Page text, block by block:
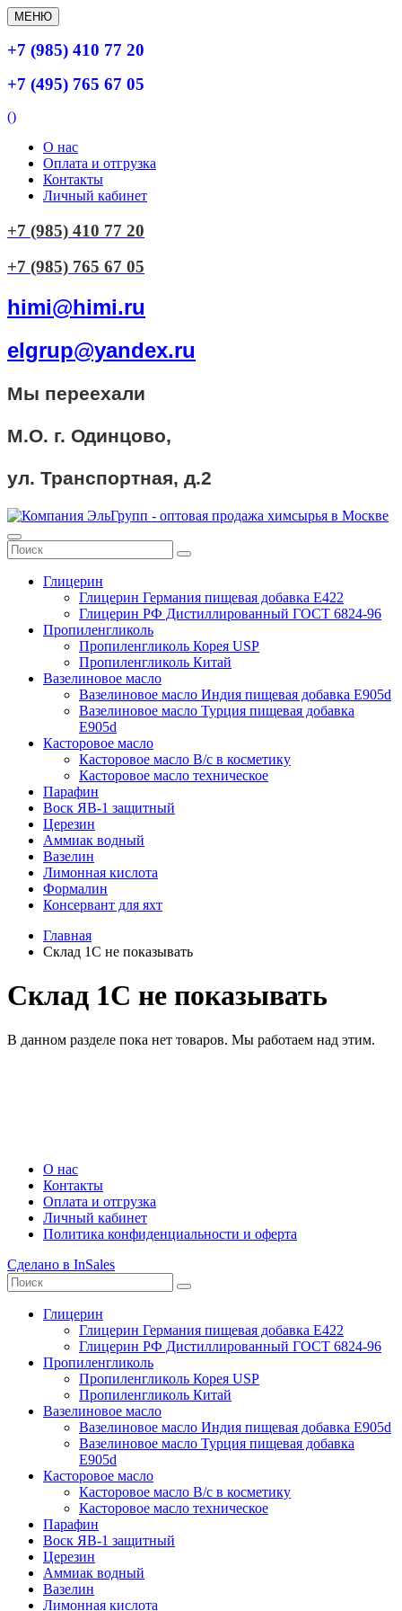
МЕНЮ
+7 (985) 410 77 20
+7 (495) 765 67 05
()
О нас
Оплата и отгрузка
Контакты
Личный кабинет
+7 (985) 410 77 20
+7 (985) 765 67 05
himi@himi.ru
elgrup@yandex.ru
Мы переехали
М.О. г. Одинцово,
ул. Транспортная, д.2
Глицерин
Глицерин Германия пищевая добавка Е422
Глицерин РФ Дистиллированный ГОСТ 6824-96
Пропиленгликоль
Пропиленгликоль Корея USP
Пропиленгликоль Китай
Вазелиновое масло
Вазелиновое масло Индия пищевая добавка Е905d
Вазелиновое масло Турция пищевая добавка
Е905d
Касторовое масло
Касторовое масло В/с в косметику
Касторовое масло техническое
Парафин
Воск ЯВ-1 защитный
Церезин
Аммиак водный
Вазелин
Лимонная кислота
Формалин
Консервант для яхт
Главная
Склад 1С не показывать
Склад 1С не показывать
В данном разделе пока нет товаров. Мы работаем над этим.
О нас
Контакты
Оплата и отгрузка
Личный кабинет
Политика конфиденциальности и оферта
Сделано в InSales
Глицерин
Глицерин Германия пищевая добавка Е422
Глицерин РФ Дистиллированный ГОСТ 6824-96
Пропиленгликоль
Пропиленгликоль Корея USP
Пропиленгликоль Китай
Вазелиновое масло
Вазелиновое масло Индия пищевая добавка Е905d
Вазелиновое масло Турция пищевая добавка
Е905d
Касторовое масло
Касторовое масло В/с в косметику
Касторовое масло техническое
Парафин
Воск ЯВ-1 защитный
Церезин
Аммиак водный
Вазелин
Лимонная кислота